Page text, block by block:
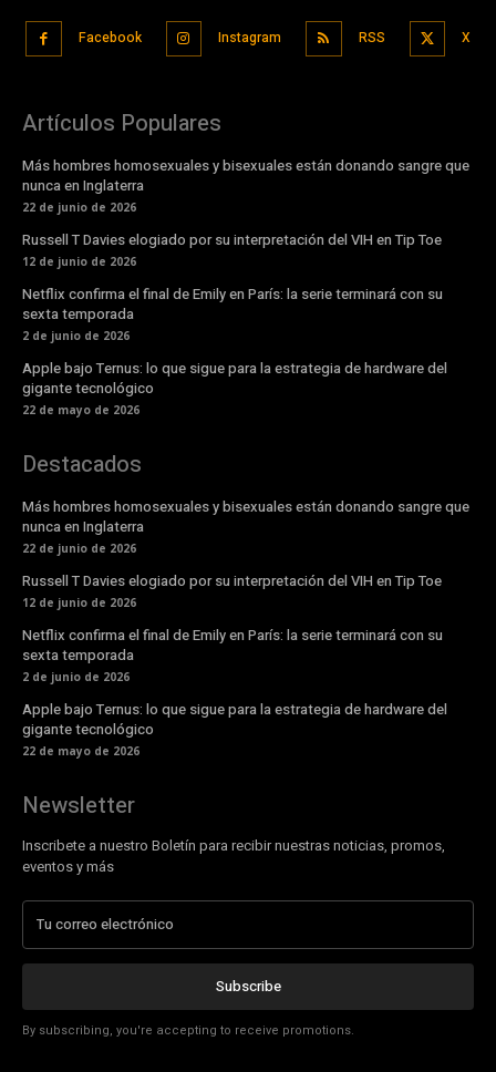
Facebook Instagram RSS X
Artículos Populares
Más hombres homosexuales y bisexuales están donando sangre que
nunca en Inglaterra
22 de junio de 2026
Russell T Davies elogiado por su interpretación del VIH en Tip Toe
12 de junio de 2026
Netflix confirma el final de Emily en París: la serie terminará con su
sexta temporada
2 de junio de 2026
Apple bajo Ternus: lo que sigue para la estrategia de hardware del
gigante tecnológico
22 de mayo de 2026
Destacados
Más hombres homosexuales y bisexuales están donando sangre que
nunca en Inglaterra
22 de junio de 2026
Russell T Davies elogiado por su interpretación del VIH en Tip Toe
12 de junio de 2026
Netflix confirma el final de Emily en París: la serie terminará con su
sexta temporada
2 de junio de 2026
Apple bajo Ternus: lo que sigue para la estrategia de hardware del
gigante tecnológico
22 de mayo de 2026
Newsletter
Inscribete a nuestro Boletín para recibir nuestras noticias, promos,
eventos y más
Subscribe
By subscribing, you're accepting to receive promotions.